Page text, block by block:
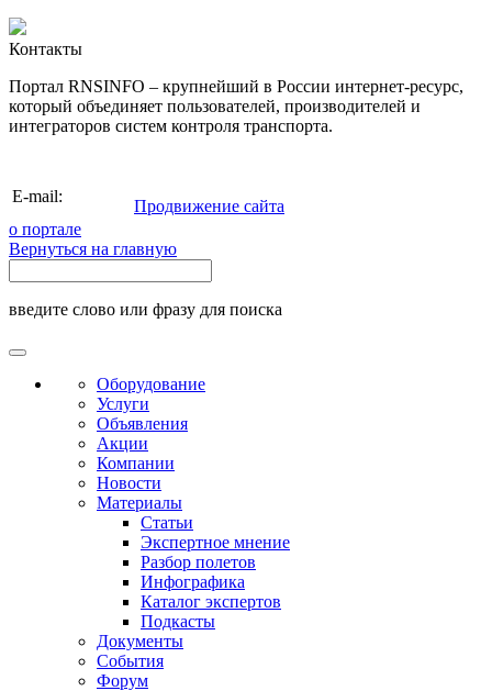
Контакты
Портал RNSINFO – крупнейший в России интернет-ресурс,
который объединяет пользователей, производителей и
интеграторов систем контроля транспорта.
E-mail:
Продвижение сайта
о портале
Вернуться на главную
введите слово или фразу для поиска
Оборудование
Услуги
Объявления
Акции
Компании
Новости
Материалы
Статьи
Экспертное мнение
Разбор полетов
Инфографика
Каталог экспертов
Подкасты
Документы
События
Форум